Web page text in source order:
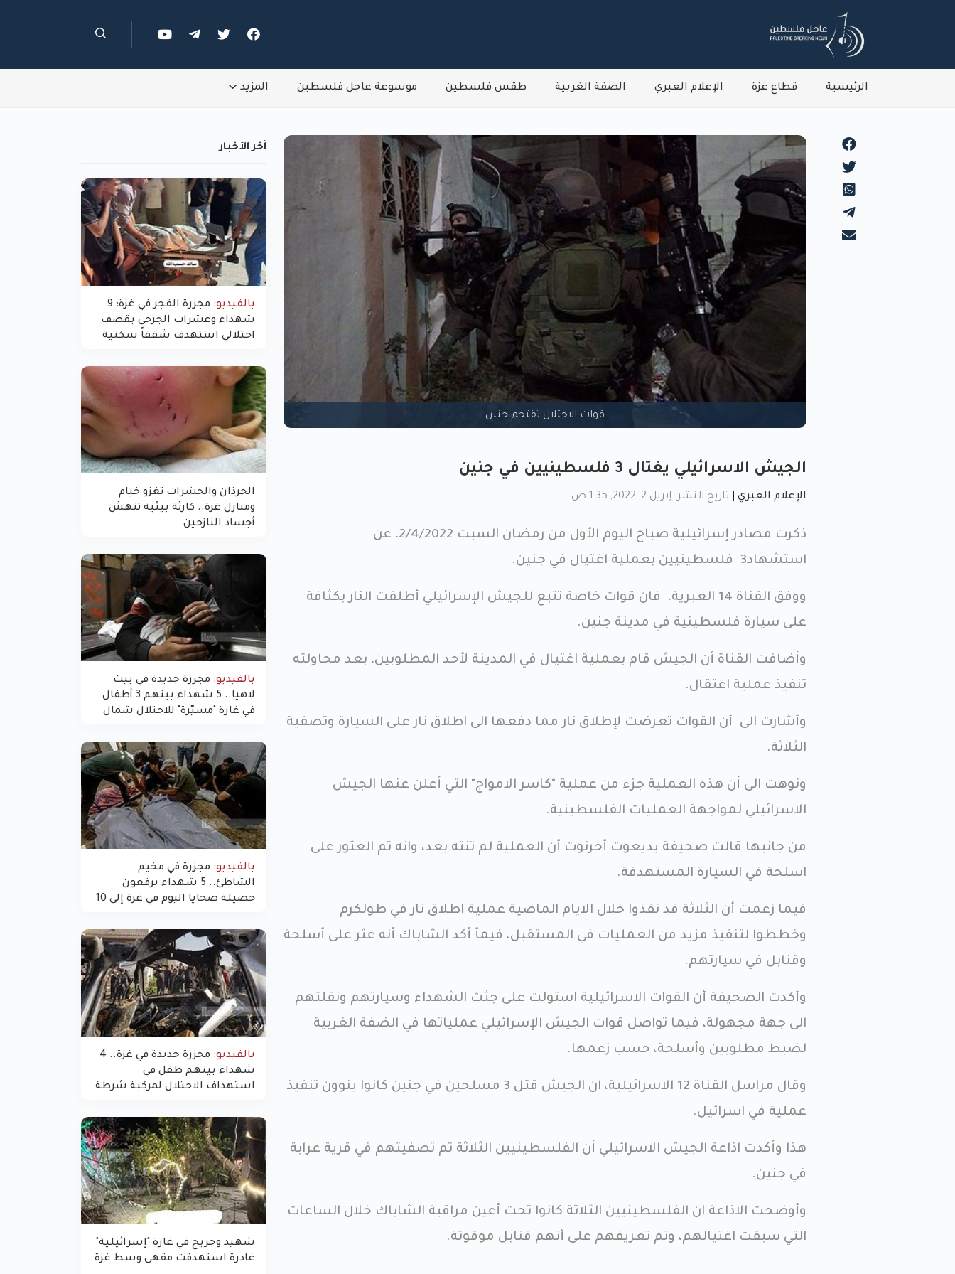
الرئيسية قطاع غزة الإعلام العبري الضفة الغربية طقس فلسطين موسوعة عاجل فلسطين المزيد
قوات الاحتلال تقتحم جنين
الجيش الاسرائيلي يغتال 3 فلسطينيين في جنين
الإعلام العبري تاريخ النشر: إبريل 2, 2022, 1:35 ص
ذكرت مصادر إسرائيلية صباح اليوم الأول من رمضان السبت 2/4/2022، عن
استشهاد3 فلسطينيين بعملية اغتيال في جنين.
ووفق القناة 14 العبرية، فان قوات خاصة تتبع للجيش الإسرائيلي أطلقت النار بكثافة
على سيارة فلسطينية في مدينة جنين.
وأضافت القناة أن الجيش قام بعملية اغتيال في المدينة لأحد المطلوبين، بعد محاولته
تنفيذ عملية اعتقال.
وأشارت الى أن القوات تعرضت لإطلاق نار مما دفعها الى اطلاق نار على السيارة وتصفية
الثلاثة.
ونوهت الى أن هذه العملية جزء من عملية "كاسر الامواج" التي أعلن عنها الجيش
الاسرائيلي لمواجهة العمليات الفلسطينية.
من جانبها قالت صحيفة يديعوت أحرنوت أن العملية لم تنته بعد، وانه تم العثور على
اسلحة في السيارة المستهدفة.
فيما زعمت أن الثلاثة قد نفذوا خلال الايام الماضية عملية اطلاق نار في طولكرم
وخططوا لتنفيذ مزيد من العمليات في المستقبل، فيمأ أكد الشاباك أنه عثر على أسلحة
وقنابل في سيارتهم.
وأكدت الصحيفة أن القوات الاسرائيلية استولت على جثث الشهداء وسيارتهم ونقلتهم
الى جهة مجهولة، فيما تواصل قوات الجيش الإسرائيلي عملياتها في الضفة الغربية
لضبط مطلوبين وأسلحة، حسب زعمها.
وقال مراسل القناة 12 الاسرائيلية، ان الجيش قتل 3 مسلحين في جنين كانوا ينوون تنفيذ
عملية في اسرائيل.
هذا وأكدت اذاعة الجيش الاسرائيلي أن الفلسطينيين الثلاثة تم تصفيتهم في قرية عرابة
في جنين.
وأوضحت الاذاعة ان الفلسطينيين الثلاثة كانوا تحت أعين مراقبة الشاباك خلال الساعات
التي سبقت اغتيالهم، وتم تعريفهم على أنهم قنابل موقوتة.
آخر الأخبار
بالفيديو:
مجزرة الفجر في غزة: 9
شهداء وعشرات الجرحى بقصف
احتلالي استهدف شققاً سكنية
الجرذان والحشرات تغزو خيام
ومنازل غزة.. كارثة بيئية تنهش
أجساد النازحين
بالفيديو: مجزرة جديدة في بيت
لاهيا.. 5 شهداء بينهم 3 أطفال
في غارة "مسيّرة" للاحتلال شمال
بالفيديو: مجزرة في مخيم
الشاطئ.. 5 شهداء يرفعون
حصيلة ضحايا اليوم في غزة إلى 10
بالفيديو:
مجزرة جديدة في غزة.. 4
شهداء بينهم طفل في
استهداف الاحتلال لمركبة شرطة
شهيد وجريح في غارة "إسرائيلية"
غادرة استهدفت مقهى وسط غزة